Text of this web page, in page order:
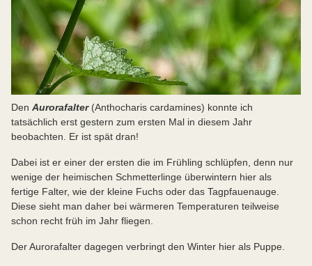
Den Aurorafalter (Anthocharis cardamines) konnte ich
tatsächlich erst gestern zum ersten Mal in diesem Jahr
beobachten. Er ist spät dran!
Dabei ist er einer der ersten die im Frühling schlüpfen, denn nur
wenige der heimischen Schmetterlinge überwintern hier als
fertige Falter, wie der kleine Fuchs oder das Tagpfauenauge.
Diese sieht man daher bei wärmeren Temperaturen teilweise
schon recht früh im Jahr fliegen.
Der Aurorafalter dagegen verbringt den Winter hier als Puppe.